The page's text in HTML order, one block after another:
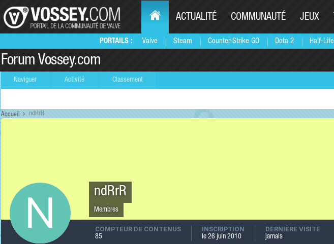
PORTAILS : Valve Steam Counter-Strike GO Dota 2 Half-Life
ACTUALITÉ COMMUNAUTÉ JEUX
Forum Vossey.com
Naviguer Activité Classement
Accueil ndRrR
ndRrR
Membres
COMPTEUR DE CONTENUS
85
INSCRIPTION
le 26 juin 2010
DERNIÈRE VISITE
jamais